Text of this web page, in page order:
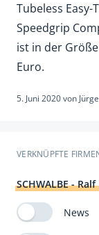
Tubeless Easy-
Speedgrip
ist in der
Euro.
5. Juni 2020von
VERKNÜPFTE
SCHWALBE -
News